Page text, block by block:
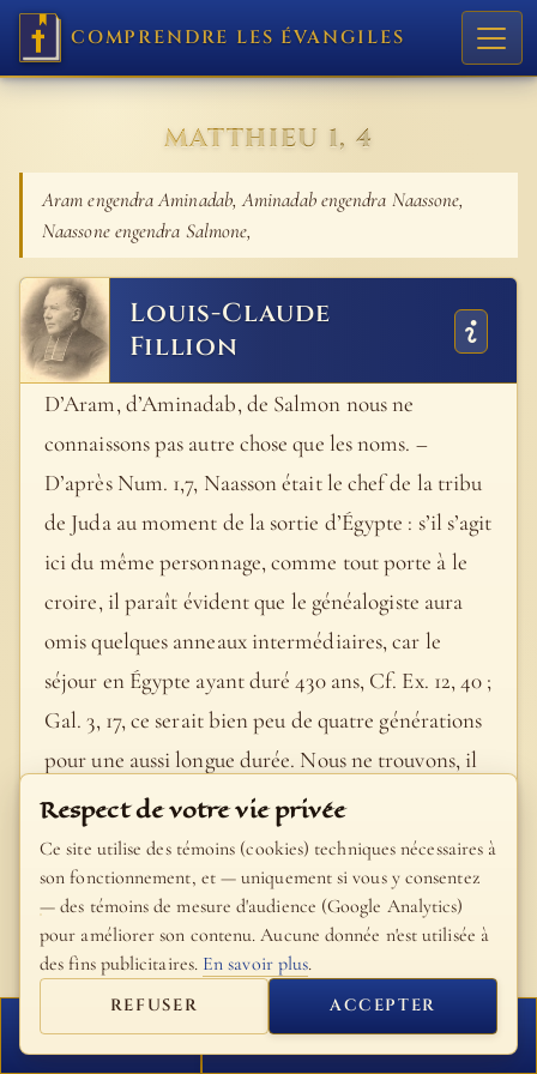
COMPRENDRE LES ÉVANGILES
MATTHIEU 1, 4
Aram engendra Aminadab, Aminadab engendra Naassone,
Naassone engendra Salmone,
Louis-Claude
Fillion
D’Aram, d’Aminadab, de Salmon nous ne
connaissons pas autre chose que les noms. –
D’après Num. 1,7, Naasson était le chef de la tribu
de Juda au moment de la sortie d’Égypte : s’il s’agit
ici du même personnage, comme tout porte à le
croire, il paraît évident que le généalogiste aura
omis quelques anneaux intermédiaires, car le
séjour en Égypte ayant duré 430 ans, Cf. Ex. 12, 40 ;
Gal. 3, 17, ce serait bien peu de quatre générations
pour une aussi longue durée. Nous ne trouvons, il
est vrai, que ces quatre noms dans le tableau
analogue du premier livre des Paralipomènes, 2, 9-
11 ; nous n’en trouvons que quatre aussi, durant la
même période, dans la famille de Lévi (Lévi,
Caath, Amram et Aaron). Mais cette omission
peut s’expliquer très-aisément. Dieu avait prédit à
Abraham, Gen. 15, 13-16, que sa postérité serait
FERMER PROCHAIN VERSET
Respect de votre vie privée
Ce site utilise des témoins (cookies) techniques nécessaires à
son fonctionnement, et — uniquement si vous y consentez
— des témoins de mesure d'audience (Google Analytics)
pour améliorer son contenu. Aucune donnée n'est utilisée à
des fins publicitaires. En savoir plus.
REFUSER ACCEPTER